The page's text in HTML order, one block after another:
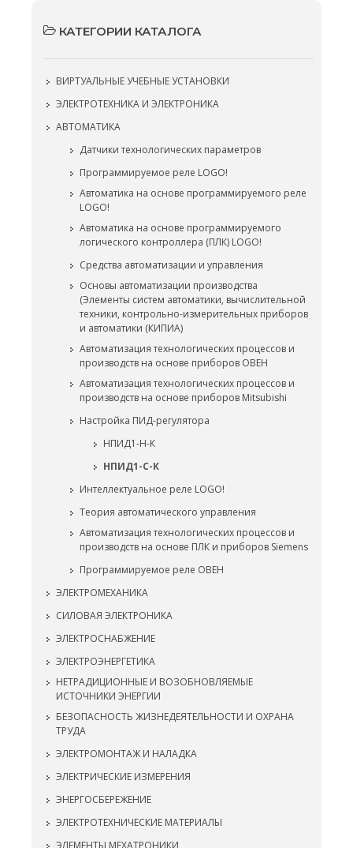
КАТЕГОРИИ КАТАЛОГА
ВИРТУАЛЬНЫЕ УЧЕБНЫЕ УСТАНОВКИ
ЭЛЕКТРОТЕХНИКА И ЭЛЕКТРОНИКА
АВТОМАТИКА
Датчики технологических параметров
Программируемое реле LOGO!
Автоматика на основе программируемого реле
LOGO!
Автоматика на основе программируемого
логического контроллера (ПЛК) LOGO!
Средства автоматизации и управления
Основы автоматизации производства
(Элементы систем автоматики, вычислительной
техники, контрольно-измерительных приборов
и автоматики (КИПИА)
Автоматизация технологических процессов и
производств на основе приборов ОВЕН
Автоматизация технологических процессов и
производств на основе приборов Mitsubishi
Настройка ПИД-регулятора
НПИД1-Н-К
НПИД1-С-К
Интеллектуальное реле LOGO!
Теория автоматического управления
Автоматизация технологических процессов и
производств на основе ПЛК и приборов Siemens
Программируемое реле ОВЕН
ЭЛЕКТРОМЕХАНИКА
СИЛОВАЯ ЭЛЕКТРОНИКА
ЭЛЕКТРОСНАБЖЕНИЕ
ЭЛЕКТРОЭНЕРГЕТИКА
НЕТРАДИЦИОННЫЕ И ВОЗОБНОВЛЯЕМЫЕ
ИСТОЧНИКИ ЭНЕРГИИ
БЕЗОПАСНОСТЬ ЖИЗНЕДЕЯТЕЛЬНОСТИ И ОХРАНА
ТРУДА
ЭЛЕКТРОМОНТАЖ И НАЛАДКА
ЭЛЕКТРИЧЕСКИЕ ИЗМЕРЕНИЯ
ЭНЕРГОСБЕРЕЖЕНИЕ
ЭЛЕКТРОТЕХНИЧЕСКИЕ МАТЕРИАЛЫ
ЭЛЕМЕНТЫ МЕХАТРОНИКИ